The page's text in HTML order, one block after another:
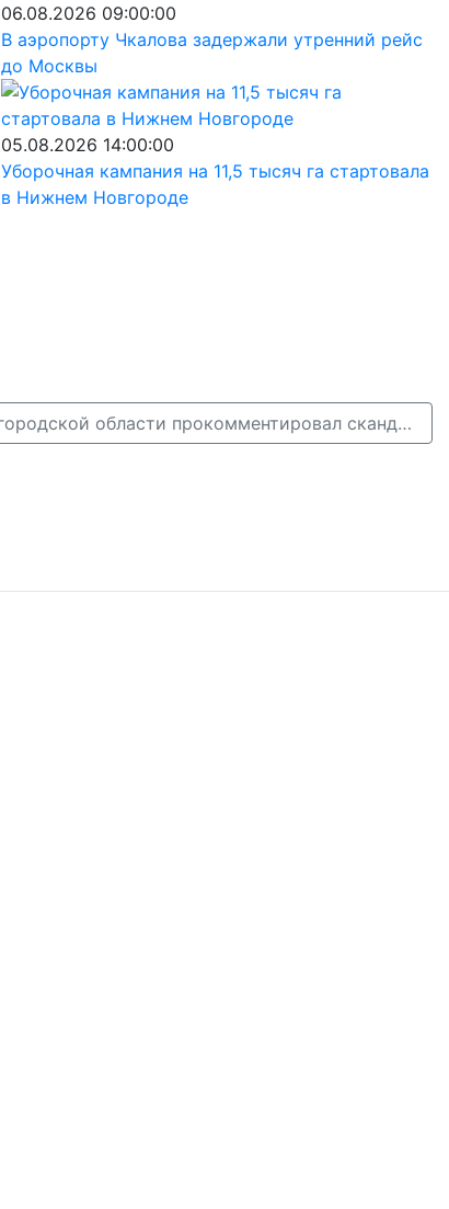
06.08.2026 09:00:00
В аэропорту Чкалова задержали утренний рейс
до Москвы
05.08.2026 14:00:00
Уборочная кампания на 11,5 тысяч га стартовала
в Нижнем Новгороде
Министр спорта Нижегородской области прокомментировал скандал вокруг частного боксерского клуба →